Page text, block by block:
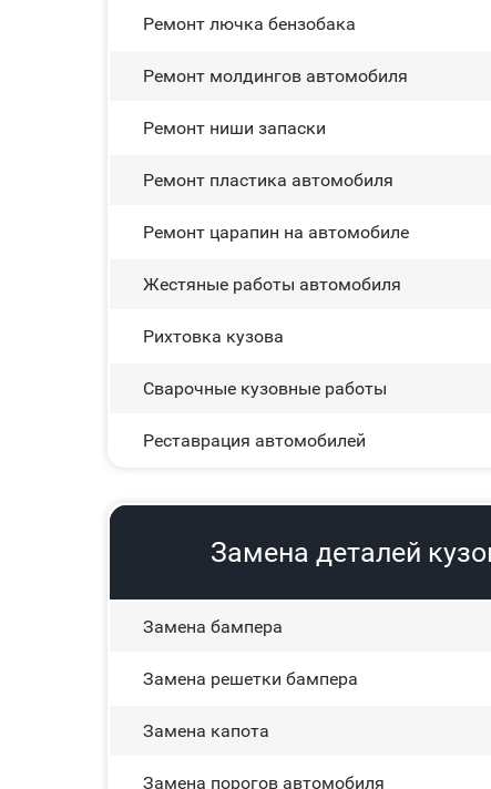
Ремонт лючка бензобака
Ремонт молдингов автомобиля
Ремонт ниши запаски
Ремонт пластика автомобиля
Ремонт царапин на автомобиле
Жестяные работы автомобиля
Рихтовка кузова
Сварочные кузовные работы
Реставрация автомобилей
Замена деталей
Замена бампера
Замена решетки бампера
Замена капота
Замена порогов автомобиля